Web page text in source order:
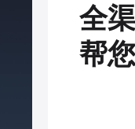
全
帮